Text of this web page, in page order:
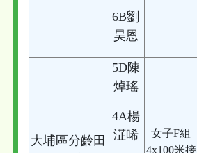
6B劉
昊恩
大埔區分齡田
5D陳
焯瑤
4A楊
淽晞
女子F組
4x100米接